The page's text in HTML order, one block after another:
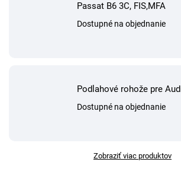
Passat B6 3C, FIS,MFA
Dostupné na objednanie
Podlahové rohože pre
Dostupné na objednanie
Zobraziť viac produktov